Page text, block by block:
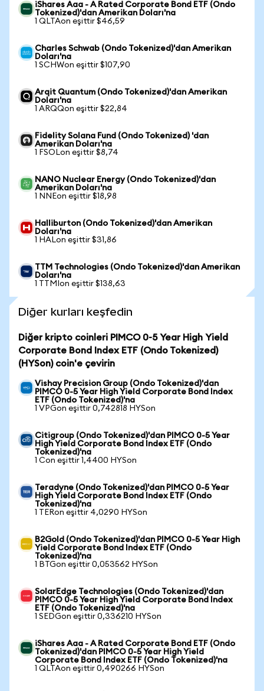
iShares Aaa - A Rated Corporate Bond ETF (Ondo
Tokenized)'dan Amerikan Doları'na
1 QLTAon eşittir $46,59
Charles Schwab (Ondo Tokenized)'dan Amerikan
Doları'na
1 SCHWon eşittir $107,90
Arqit Quantum (Ondo Tokenized)'dan Amerikan
Doları'na
1 ARQQon eşittir $22,84
Fidelity Solana Fund (Ondo Tokenized) 'dan
Amerikan Doları'na
1 FSOLon eşittir $8,74
NANO Nuclear Energy (Ondo Tokenized)'dan
Amerikan Doları'na
1 NNEon eşittir $18,98
Halliburton (Ondo Tokenized)'dan Amerikan
Doları'na
1 HALon eşittir $31,86
TTM Technologies (Ondo Tokenized)'dan Amerikan
Doları'na
1 TTMIon eşittir $138,63
Diğer kurları keşfedin
Diğer kripto coinleri PIMCO 0-5 Year High Yield
Corporate Bond Index ETF (Ondo Tokenized)
(HYSon) coin'e çevirin
Vishay Precision Group (Ondo Tokenized)'dan
PIMCO 0-5 Year High Yield Corporate Bond Index
ETF (Ondo Tokenized)'na
1 VPGon eşittir 0,742818 HYSon
Citigroup (Ondo Tokenized)'dan PIMCO 0-5 Year
High Yield Corporate Bond Index ETF (Ondo
Tokenized)'na
1 Con eşittir 1,4400 HYSon
Teradyne (Ondo Tokenized)'dan PIMCO 0-5 Year
High Yield Corporate Bond Index ETF (Ondo
Tokenized)'na
1 TERon eşittir 4,0290 HYSon
B2Gold (Ondo Tokenized)'dan PIMCO 0-5 Year High
Yield Corporate Bond Index ETF (Ondo
Tokenized)'na
1 BTGon eşittir 0,053562 HYSon
SolarEdge Technologies (Ondo Tokenized)'dan
PIMCO 0-5 Year High Yield Corporate Bond Index
ETF (Ondo Tokenized)'na
1 SEDGon eşittir 0,336210 HYSon
iShares Aaa - A Rated Corporate Bond ETF (Ondo
Tokenized)'dan PIMCO 0-5 Year High Yield
Corporate Bond Index ETF (Ondo Tokenized)'na
1 QLTAon eşittir 0,490266 HYSon